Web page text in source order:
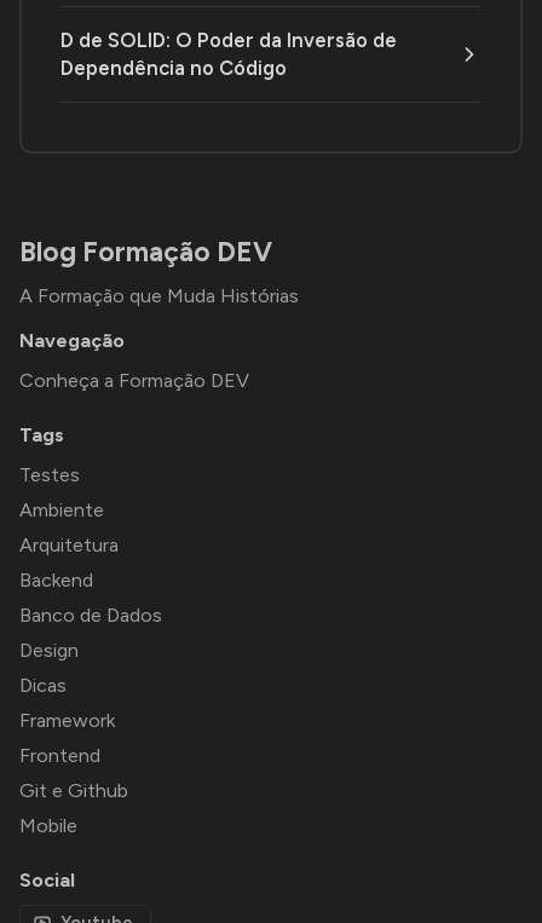
D de SOLID: O Poder da Inversão de
Dependência no Código
Blog Formação DEV
A Formação que Muda Histórias
Navegação
Conheça a Formação DEV
Tags
Testes
Ambiente
Arquitetura
Backend
Banco de Dados
Design
Dicas
Framework
Frontend
Git e Github
Mobile
Social